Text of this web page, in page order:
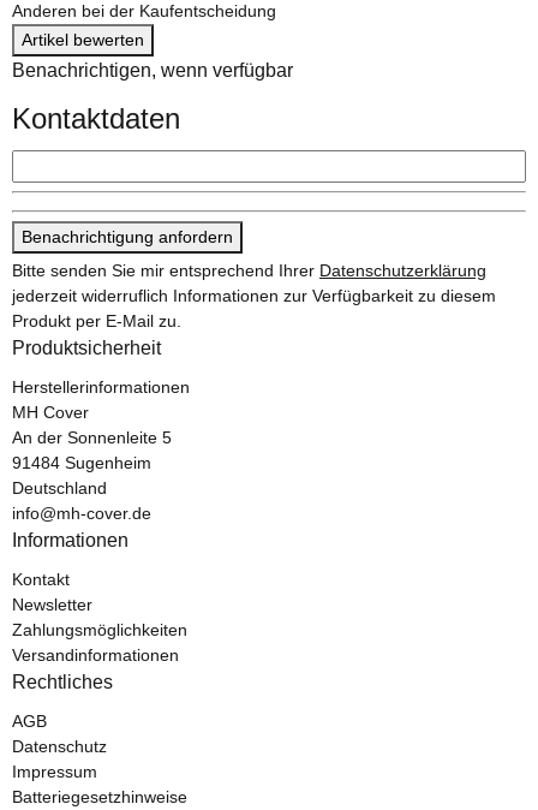
Anderen bei der Kaufentscheidung
Artikel bewerten
Benachrichtigen, wenn verfügbar
Kontaktdaten
Benachrichtigung anfordern
Bitte senden Sie mir entsprechend Ihrer Datenschutzerklärung
jederzeit widerruflich Informationen zur Verfügbarkeit zu diesem
Produkt per E-Mail zu.
Produktsicherheit
Herstellerinformationen
MH Cover
An der Sonnenleite 5
91484 Sugenheim
Deutschland
info@mh-cover.de
Informationen
Kontakt
Newsletter
Zahlungsmöglichkeiten
Versandinformationen
Rechtliches
AGB
Datenschutz
Impressum
Batteriegesetzhinweise